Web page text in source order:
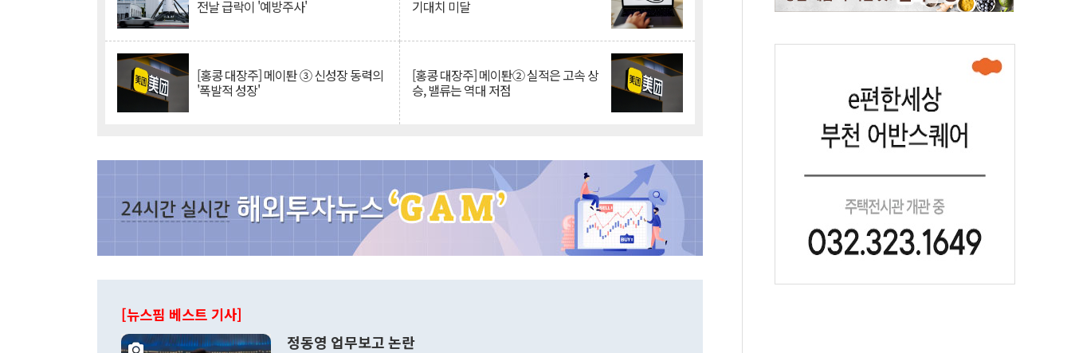
전날 급락이 '예방주사' 기대치 미달
[홍콩 대장주] 메이퇀 ③ 신성장 동력의
'폭발적 성장'
[홍콩 대장주] 메이퇀② 실적은 고속 상
승, 밸류는 역대 저점
[뉴스핌 베스트 기사]
정동영 업무보고 논란